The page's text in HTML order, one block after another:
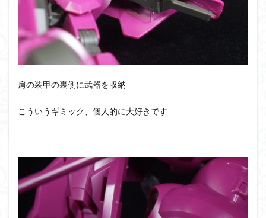
肩の装甲の裏側に武器を収納
こういうギミック、個人的に大好きです